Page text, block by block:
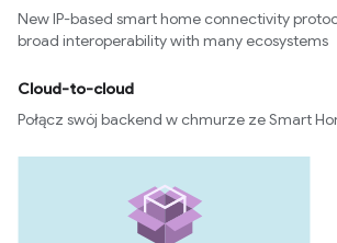
New IP-based smart home connectivity
broad interoperability with many ecosystems
Cloud-to-cloud
Połącz swój backend w chmurze ze Smart